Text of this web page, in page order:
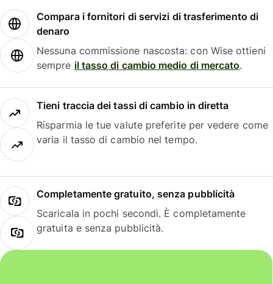
Compara i fornitori di servizi di trasferimento di
denaro
Nessuna commissione nascosta: con Wise ottieni
sempre il tasso di cambio medio di mercato.
Tieni traccia dei tassi di cambio in diretta
Risparmia le tue valute preferite per vedere come
varia il tasso di cambio nel tempo.
Completamente gratuito, senza pubblicità
Scaricala in pochi secondi. È completamente
gratuita e senza pubblicità.